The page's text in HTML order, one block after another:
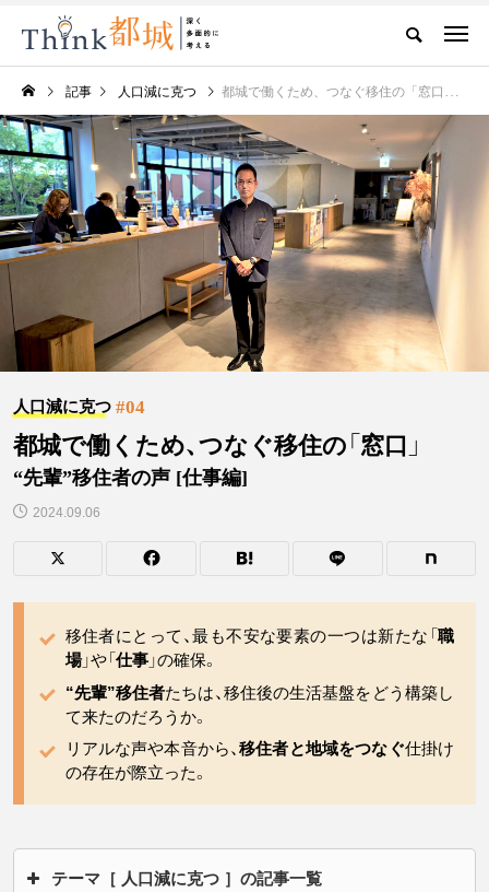
記事 人口減に克つ 都城で働くため、つなぐ移住の「窓口」 “先輩”移住者の声 [仕事編]
人口減に克つ #04
都城で働くため、つなぐ移住の「窓口」
“先輩”移住者の声 [仕事編]
2024.09.06
移住者にとって、最も不安な要素の一つは新たな「 職
場」や「 仕事」の確保。
“先輩”移住者たちは、移住後の生活基盤をどう構築し
て来たのだろうか。
リアルな声や本音から、移住者と地域をつなぐ仕掛け
の存在が際立った。
テーマ［ 人口減に克つ ］の記事一覧